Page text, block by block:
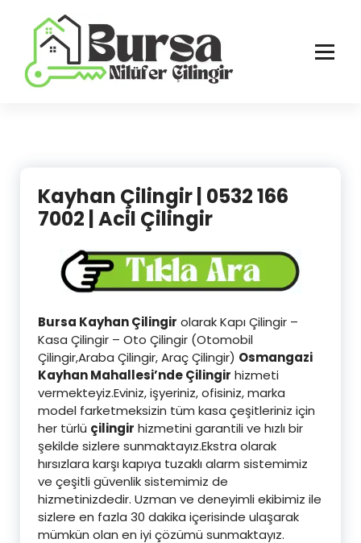
Kayhan Çilingir | 0532 166
7002 | Acil Çilingir
Bursa Kayhan Çilingir olarak Kapı Çilingir –
Kasa Çilingir – Oto Çilingir (Otomobil
Çilingir,Araba Çilingir, Araç Çilingir) Osmangazi
Kayhan Mahallesi’nde Çilingir hizmeti
vermekteyiz.Eviniz, işyeriniz, ofisiniz, marka
model farketmeksizin tüm kasa çeşitleriniz için
her türlü çilingir hizmetini garantili ve hızlı bir
şekilde sizlere sunmaktayız.Ekstra olarak
hırsızlara karşı kapıya tuzaklı alarm sistemimiz
ve çeşitli güvenlik sistemimiz de
hizmetinizdedir. Uzman ve deneyimli ekibimiz ile
sizlere en fazla 30 dakika içerisinde ulaşarak
mümkün olan en iyi çözümü sunmaktayız.